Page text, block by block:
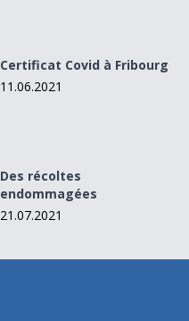
Certificat Covid à Fribourg
11.06.2021
Des récoltes
endommagées
21.07.2021